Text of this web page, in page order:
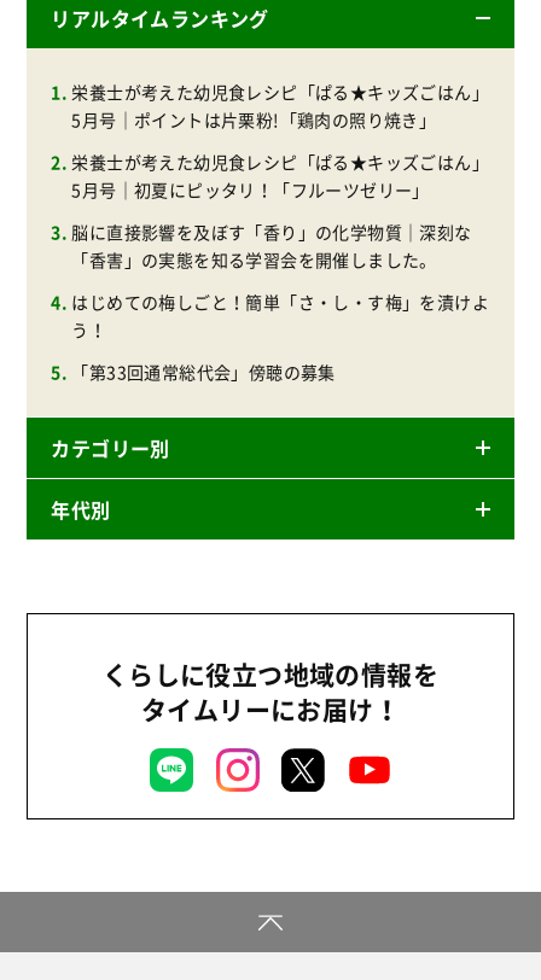
リアルタイムランキング
栄養士が考えた幼児食レシピ「ぱる★キッズごはん」
5月号｜ポイントは片栗粉!「鶏肉の照り焼き」
栄養士が考えた幼児食レシピ「ぱる★キッズごはん」
5月号｜初夏にピッタリ！「フルーツゼリー」
脳に直接影響を及ぼす「香り」の化学物質｜深刻な
「香害」の実態を知る学習会を開催しました。
はじめての梅しごと！簡単「さ・し・す梅」を漬けよ
う！
「第33回通常総代会」傍聴の募集
カテゴリー別
ニュースリリース
組合員活動
平和と国際連帯
年代別
2024年くらしに役立つ地域の情報を
タイムリーにお届け！